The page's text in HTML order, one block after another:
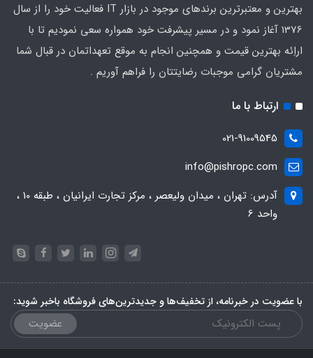
بهترین و معتبرترین برندهای موجود در بازار IT فعالیت خود را از سال
1376 آغاز نمود و در مسیر پیشرفت خود همواره سعی نمودیم تا با
اراِئه بهترین قیمت و همچنین انجام به موقع تعهداتمان در قبال شما
مشتریان گرامی موجبات رضایتتان را فراهم آوریم .
ارتباط با ما
021-91009545
info@pishropc.com
آدرس: تهران ، میدان ولیعصر ، مرکز تجارت ایرانیان ، طبقه 10 ،
واحد 6
با عضویت در خبرنامه، از تخفیف‌ها و جدیدترین‌های فروشگاه باخبر شوید:
عضویت